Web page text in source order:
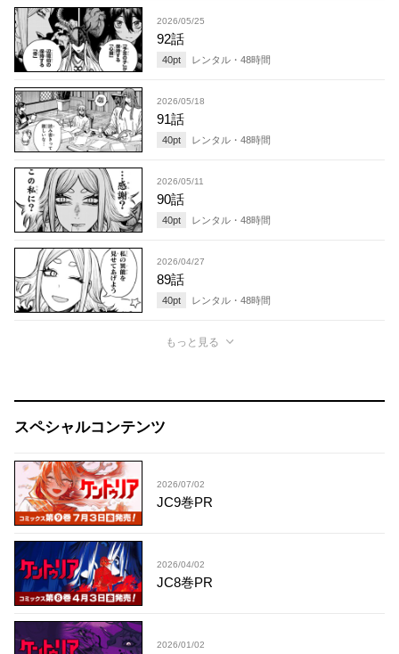
2026/05/25
92話
40pt レンタル・ 48時間
2026/05/18
91話
40pt レンタル・ 48時間
2026/05/11
90話
40pt レンタル・ 48時間
2026/04/27
89話
40pt レンタル・ 48時間
もっと見る
スペシャルコンテンツ
2026/07/02
JC9巻PR
2026/04/02
JC8巻PR
2026/01/02